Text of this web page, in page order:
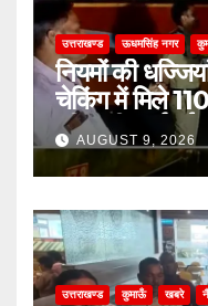
उत्तराखण्ड ऊधमसिंह नगर
नियमों की
चेकिंग में मिले 110
की कड़ी कार्रवाई
AUGUST 9, 2026
उत्तराखण्ड कुमाऊँ खबरे